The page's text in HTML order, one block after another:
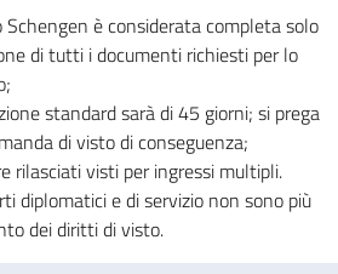
è considerata completa solo
di tutti i documenti richiesti per lo
standard sarà di 45 giorni; si prega
di visto di conseguenza;
rilasciati visti per ingressi multipli.
diplomatici e di servizio non sono più
dei diritti di visto.